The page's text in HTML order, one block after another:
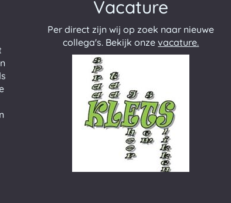
Vacature
Per direct zijn wij op zoek naar nieuwe
collega's. Bekijk onzevacature.